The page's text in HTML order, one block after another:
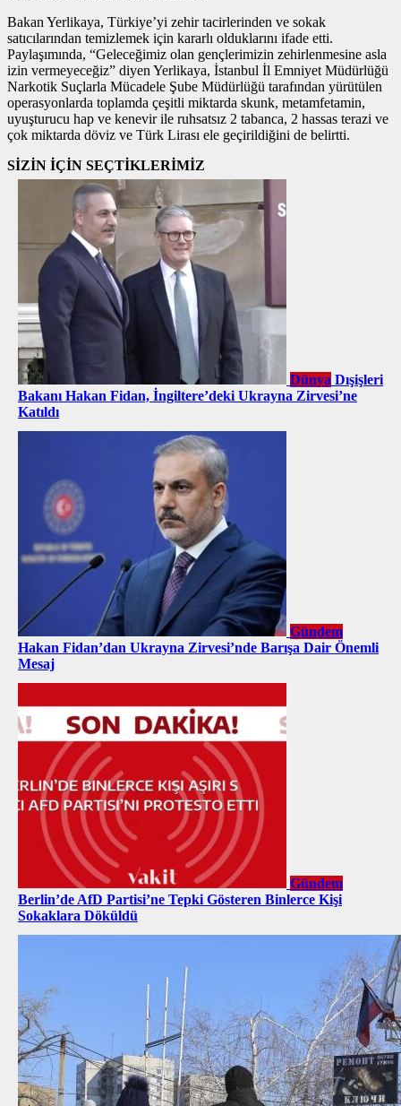
Bakan Yerlikaya, Türkiye’yi zehir tacirlerinden ve sokak
satıcılarından temizlemek için kararlı olduklarını ifade etti.
Paylaşımında, “Geleceğimiz olan gençlerimizin zehirlenmesine asla
izin vermeyeceğiz” diyen Yerlikaya, İstanbul İl Emniyet Müdürlüğü
Narkotik Suçlarla Mücadele Şube Müdürlüğü tarafından yürütülen
operasyonlarda toplamda çeşitli miktarda skunk, metamfetamin,
uyuşturucu hap ve kenevir ile ruhsatsız 2 tabanca, 2 hassas terazi ve
çok miktarda döviz ve Türk Lirası ele geçirildiğini de belirtti.
SİZİN İÇİN SEÇTİKLERİMİZ
Dünya Dışişleri
Bakanı Hakan Fidan, İngiltere’deki Ukrayna Zirvesi’ne
Katıldı
Gündem
Hakan Fidan’dan Ukrayna Zirvesi’nde Barışa Dair Önemli
Mesaj
Gündem
Berlin’de AfD Partisi’ne Tepki Gösteren Binlerce Kişi
Sokaklara Döküldü